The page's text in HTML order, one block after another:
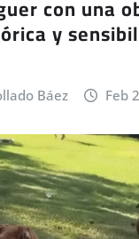
con una
y
Báez Feb